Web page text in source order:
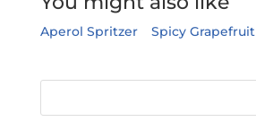
Aperol Spritzer Spicy Grapefruit